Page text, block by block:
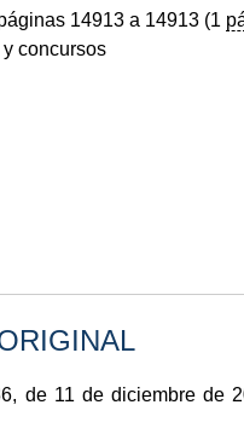
14913 a 14913 (1
concursos
de 11 de diciembre de